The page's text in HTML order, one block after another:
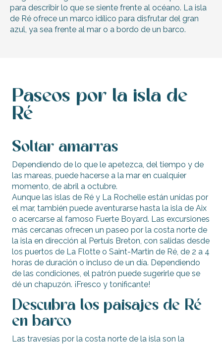
para describir lo que se siente frente al océano. La isla
de Ré ofrece un marco idílico para disfrutar del gran
azul, ya sea frente al mar o a bordo de un barco.
Paseos por la isla de
Ré
Soltar amarras
Dependiendo de lo que le apetezca, del tiempo y de
las mareas, puede hacerse a la mar en cualquier
momento, de abril a octubre.
Aunque las islas de Ré y La Rochelle están unidas por
el mar, también puede aventurarse hasta la isla de Aix
o acercarse al famoso Fuerte Boyard. Las excursiones
más cercanas ofrecen un paseo por la costa norte de
la isla en dirección al Pertuis Breton, con salidas desde
los puertos de La Flotte o Saint-Martin de Ré, de 2 a 4
horas de duración o incluso de un día. Dependiendo
de las condiciones, el patrón puede sugerirle que se
dé un chapuzón. ¡Fresco y tonificante!
Descubra los paisajes de Ré
en barco
Las travesías por la costa norte de la isla son la